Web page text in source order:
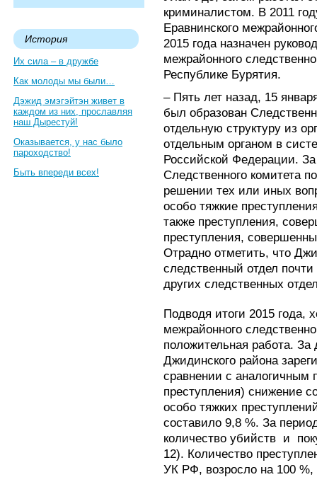
История
Их сила – в дружбе
Как молоды мы были…
Дэжид эмэгэйтэн живет в
каждом из них, прославляя
наш Дырестуй!
Оказывается, у нас было
пароходство!
Быть впереди всех!
криминалистом. В 2011
Еравнинского
2015 года назначен
межрайонного
Республике Бурятия.
– Пять лет назад, 15
был образован
отдельную структуру из
отдельным органом в
Российской Федерации.
Следственного комитета
решении тех или иных
особо тяжкие
также преступления,
преступления,
Отрадно отметить, что
следственный отдел
других следственных
Подводя итоги 2015 года,
межрайонного
положительная работа.
Джидинского района
сравнении с аналогичным
преступления) снижение
особо тяжких
составило 9,8 %. За
количество убийств и
12). Количество
УК РФ, возросло на 100